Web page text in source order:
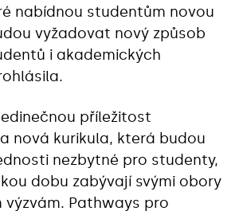
nabídnou studentům novou
vyžadovat nový způsob
i akademických
příležitost
nová kurikula, která budou
nezbytné pro studenty,
dobu zabývají svými obory
výzvám. Pathways pro